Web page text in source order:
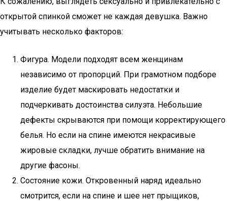
открытой спинкой сможет не каждая девушка. Важно
учитывать несколько факторов:
Фигура. Модели подходят всем женщинам
независимо от пропорций. При грамотном подборе
изделие будет маскировать недостатки и
подчеркивать достоинства силуэта. Небольшие
дефекты скрываются при помощи корректирующего
белья. Но если на спине имеются некрасивые
жировые складки, лучше обратить внимание на
другие фасоны.
Состояние кожи. Откровенный наряд идеально
смотрится, если на спине и шее нет прыщиков,